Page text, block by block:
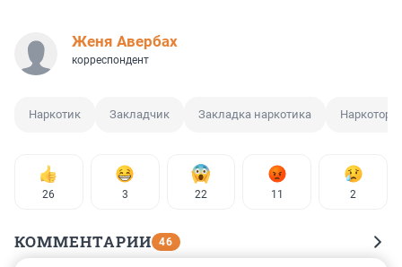
Женя Авербах
корреспондент
Наркотик Закладчик Закладка наркотика
26 3 22 11 2
КОММЕНТАРИИ 46